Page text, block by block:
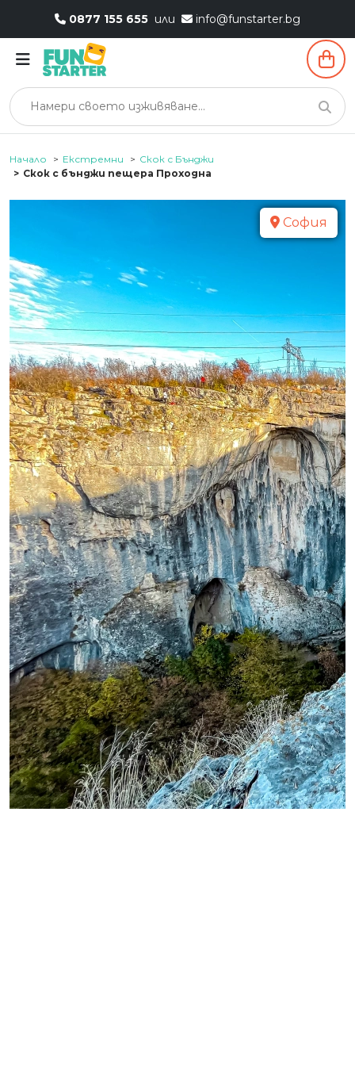
0877 155 655 или info@funstarter.bg
Начало Екстремни
Скок с Бънджи
Скок с бънджи пещера Проходна
София